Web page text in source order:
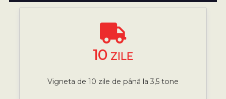
10 ZILE
Vigneta de 10 zile de până la 3,5 tone